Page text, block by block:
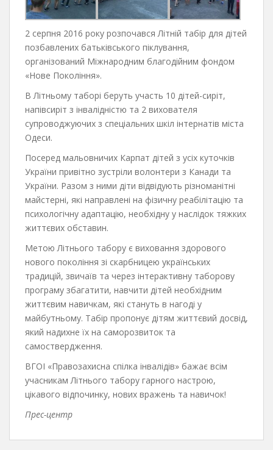
2 серпня 2016 року розпочався Літній табір для дітей
позбавлених батьківського піклування,
організований Міжнародним благодійним фондом
«Нове Покоління».
В Літньому таборі беруть участь 10 дітей-сиріт,
напівсиріт з інвалідністю та 2 вихователя
супроводжуючих з спеціальних шкіл інтернатів міста
Одеси.
Посеред мальовничих Карпат дітей з усіх куточків
України привітно зустріли волонтери з Канади та
України. Разом з ними діти відвідують різноманітні
майстерні, які направлені на фізичну реабілітацію та
психологічну адаптацію, необхідну у наслідок тяжких
життєвих обставин.
Метою Літнього табору є виховання здорового
нового покоління зі скарбницею українських
традицій, звичаїв та через інтерактивну таборову
програму збагатити, навчити дітей необхідним
життєвим навичкам, які стануть в нагоді у
майбутньому. Табір пропонує дітям життєвий досвід,
який надихне їх на саморозвиток та
самоствердження.
ВГОІ «Правозахисна спілка інвалідів» бажає всім
учасникам Літнього табору гарного настрою,
цікавого відпочинку, нових вражень та навичок!
Прес-центр